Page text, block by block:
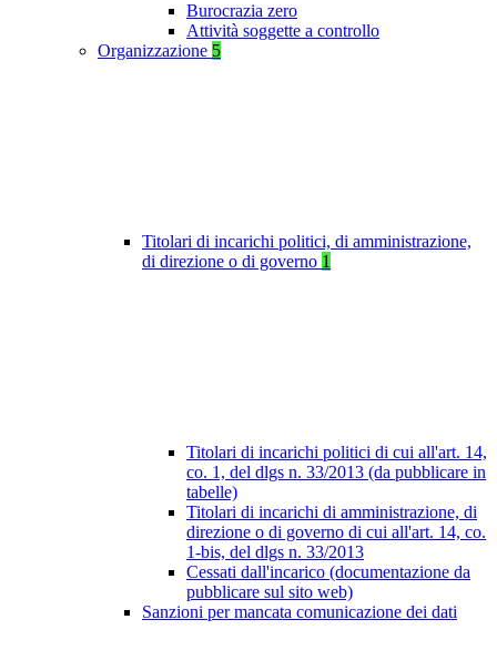
Burocrazia zero
Attività soggette a controllo
Organizzazione 5
Titolari di incarichi politici, di amministrazione,
di direzione o di governo 1
Titolari di incarichi politici di cui all'art. 14,
co. 1, del dlgs n. 33/2013 (da pubblicare in
tabelle)
Titolari di incarichi di amministrazione, di
direzione o di governo di cui all'art. 14, co.
1-bis, del dlgs n. 33/2013
Cessati dall'incarico (documentazione da
pubblicare sul sito web)
Sanzioni per mancata comunicazione dei dati